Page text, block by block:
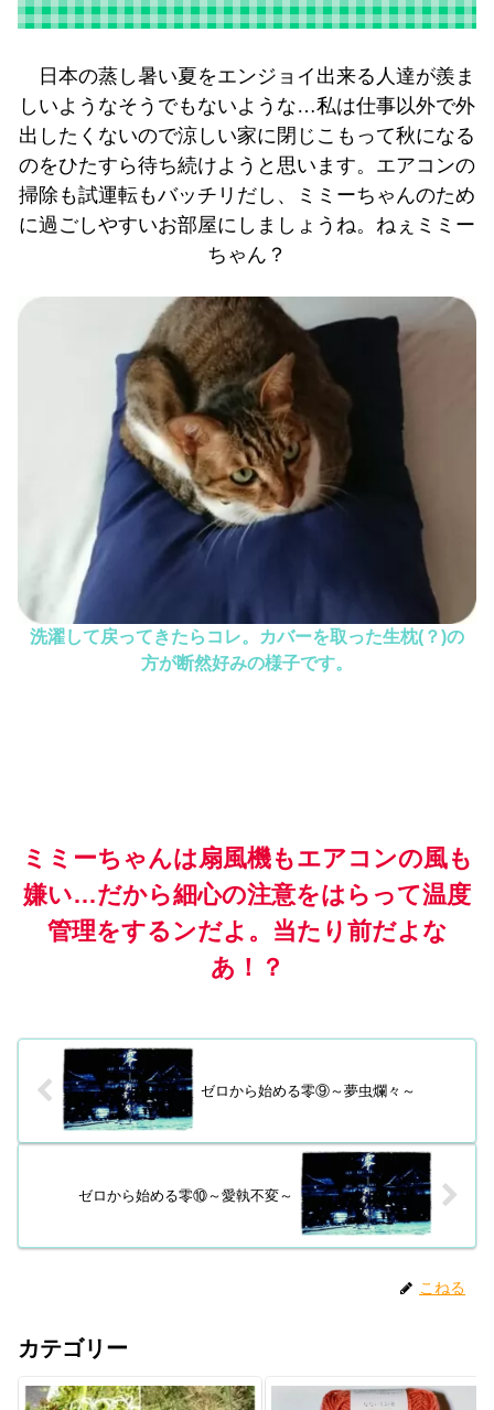
日本の蒸し暑い夏をエンジョイ出来る人達が羨ま
しいようなそうでもないような…私は仕事以外で外
出したくないので涼しい家に閉じこもって秋になる
のをひたすら待ち続けようと思います。エアコンの
掃除も試運転もバッチリだし、ミミーちゃんのため
に過ごしやすいお部屋にしましょうね。ねぇミミー
ちゃん？
洗濯して戻ってきたらコレ。カバーを取った生枕(？)の
方が断然好みの様子です。
ミミーちゃんは扇風機もエアコンの風も
嫌い…だから細心の注意をはらって温度
管理をするンだよ。当たり前だよな
あ！？
ゼロから始める零⑨～夢虫爛々～
ゼロから始める零⑩～愛執不変～
こねる
カテゴリー